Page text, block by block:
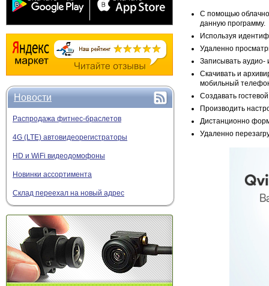
Новости
Распродажа фитнес-браслетов
4G (LTE) автовидеорегистраторы
HD и WiFi видеодомофоны
Новинки ассортимента
Склад переехал на новый адрес
С помощью
данную программу.
Используя
Удаленно
Записывать аудио-
Скачивать и
мобильный
Создавать
Производить
Дистанционно
Удаленно